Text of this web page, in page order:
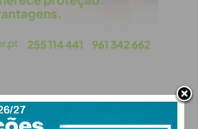
condições
DE FERREIRA